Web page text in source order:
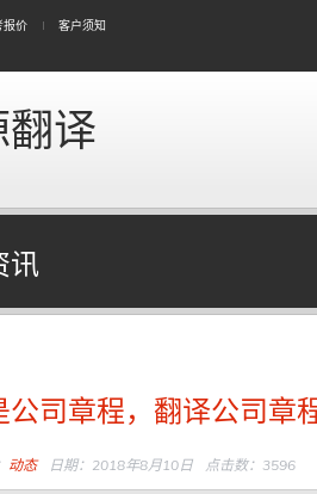
报价 客户须知
翻译
讯
公司章程，翻译公司章
动态 日期：2018年8月10日 点击数：3596